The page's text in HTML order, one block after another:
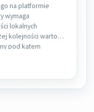
na platformie
wymaga
lokalnych
kolejności warto
pod kątem